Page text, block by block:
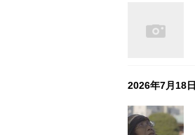
2026年7月18日